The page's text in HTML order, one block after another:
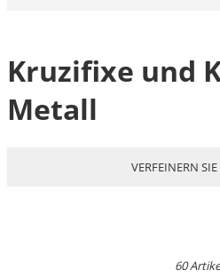
Kruzifixe und
Metall
VERFEINERN
60